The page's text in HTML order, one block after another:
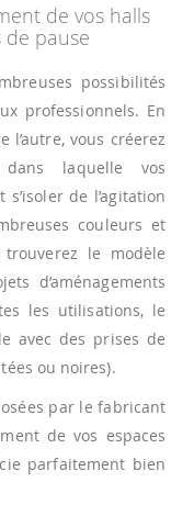
de vos halls
de pause
possibilités
professionnels. En
l’autre, vous créerez
laquelle vos
de l’agitation
couleurs et
le modèle
d’aménagements
les utilisations, le
avec des prises de
ou noires).
par le fabricant
de vos espaces
parfaitement bien